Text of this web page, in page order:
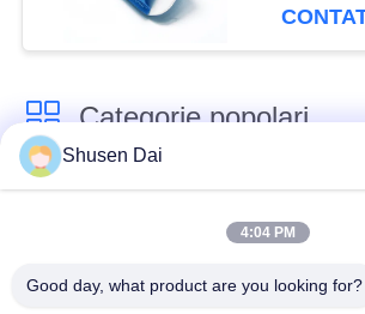
Categorie popolari
gancio e nastro del
Gancio
plastica
Gancio e nastro
Toppe
Shusen Dai
4:04 PM
Good day, what product are you looking for?